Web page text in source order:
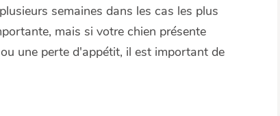
semaines dans les cas les plus
mais si votre chien présente
une perte d'appétit, il est important de